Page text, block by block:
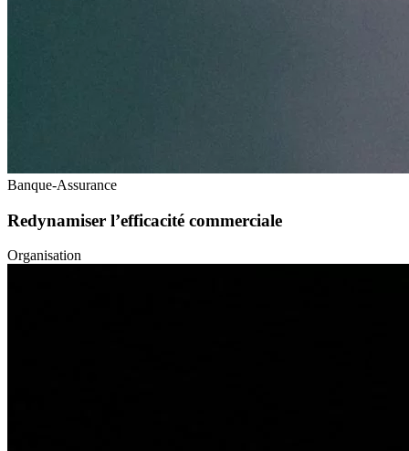
Banque-Assurance
Redynamiser l’efficacité commerciale
Organisation